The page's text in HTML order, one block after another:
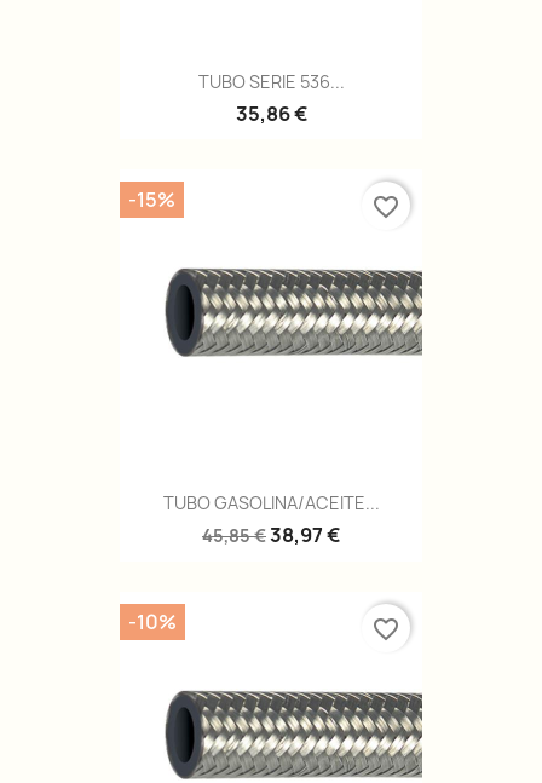
TUBO SERIE 536...
35,86 €
TUBO GASOLINA/ACEITE...
45,85 €38,97 €
-15% favorite_border
-10% favorite_border